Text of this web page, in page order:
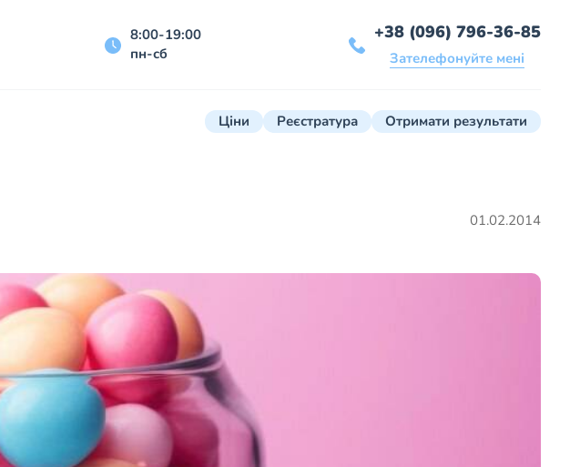
8:00-19:00
пн-сб
+38 (096) 796-36-85
Зателефонуйте мені
Ціни Реєстратура Отримати результати
01.02.2014